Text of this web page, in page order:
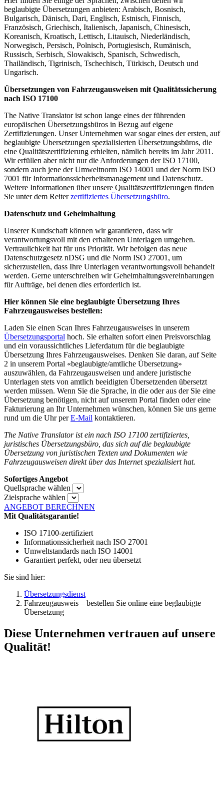
beglaubigte Übersetzungen anbieten: Arabisch, Bosnisch,
Bulgarisch, Dänisch, Dari, Englisch, Estnisch, Finnisch,
Französisch, Griechisch, Italienisch, Japanisch, Chinesisch,
Koreanisch, Kroatisch, Lettisch, Litauisch, Niederländisch,
Norwegisch, Persisch, Polnisch, Portugiesisch, Rumänisch,
Russisch, Serbisch, Slowakisch, Spanisch, Schwedisch,
Thailändisch, Tigrinisch, Tschechisch, Türkisch, Deutsch und
Ungarisch.
Übersetzungen von Fahrzeugausweisen mit Qualitätssicherung
nach ISO 17100
The Native Translator ist schon lange eines der führenden
europäischen Übersetzungsbüros in Bezug auf eigene
Zertifizierungen. Unser Unternehmen war sogar eines der ersten, auf
beglaubigte Übersetzungen spezialisierten Übersetzungsbüros, die
eine Qualitätszertifizierung erhielten, nämlich bereits im Jahr 2011.
Wir erfüllen aber nicht nur die Anforderungen der ISO 17100,
sondern auch jene der Umweltnorm ISO 14001 und der Norm ISO
7001 für Informationssicherheitsmanagement und Datenschutz.
Weitere Informationen über unsere Qualitätszertifizierungen finden
Sie unter dem Reiterzertifiziertes Übersetzungsbüro.
Datenschutz und Geheimhaltung
Unserer Kundschaft können wir garantieren, dass wir
verantwortungsvoll mit den erhaltenen Unterlagen umgehen.
Vertraulichkeit hat für uns Priorität. Wir befolgen das neue
Datenschutzgesetz nDSG und die Norm ISO 27001, um
sicherzustellen, dass Ihre Unterlagen verantwortungsvoll behandelt
werden. Gerne unterschreiben wir Geheimhaltungsvereinbarungen
für Aufträge, bei denen dies erforderlich ist.
Hier können Sie eine beglaubigte Übersetzung Ihres
Fahrzeugausweises bestellen:
Laden Sie einen Scan Ihres Fahrzeugausweises in unserem
Übersetzungsportal hoch. Sie erhalten sofort einen Preisvorschlag
und ein voraussichtliches Lieferdatum für die beglaubigte
Übersetzung Ihres Fahrzeugausweises. Denken Sie daran, auf Seite
2 in unserem Portal «beglaubigte/amtliche Übersetzung»
auszuwählen, da Fahrzeugausweisen und andere juristische
Unterlagen stets von amtlich beeidigten Übersetzenden übersetzt
werden müssen. Wenn Sie die Sprache, in die oder aus der Sie eine
Übersetzung benötigen, nicht auf unserem Portal finden oder eine
Fakturierung an Ihr Unternehmen wünschen, können Sie uns gerne
rund um die Uhr perE-Mail kontaktieren.
The Native Translator ist ein nach ISO 17100 zertifiziertes,
juristisches Übersetzungsbüro, das sich auf die beglaubigte
Übersetzung von juristischen Texten und Dokumenten wie
Fahrzeugausweisen direkt über das Internet spezialisiert hat.
Sofortiges Angebot
Quellsprache wählen
Zielsprache wählen
ANGEBOT BERECHNEN
Mit Qualitätsgarantie!
ISO 17100-zertifiziert
Informationssicherheit nach ISO 27001
Umweltstandards nach ISO 14001
Garantiert perfekt, oder neu übersetzt
Sie sind hier:
Übersetzungsdienst
Fahrzeugausweis – bestellen Sie online eine beglaubigte
Übersetzung
Diese Unternehmen vertrauen auf unsere
Qualität!